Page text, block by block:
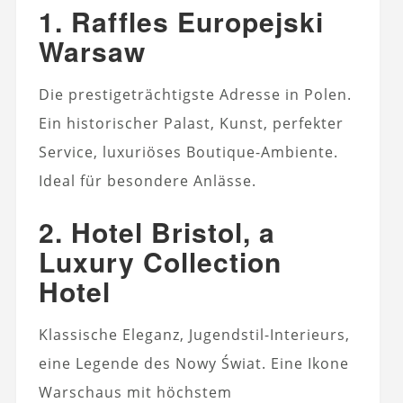
1. Raffles Europejski
Warsaw
Die prestigeträchtigste Adresse in Polen.
Ein historischer Palast, Kunst, perfekter
Service, luxuriöses Boutique-Ambiente.
Ideal für besondere Anlässe.
2. Hotel Bristol, a
Luxury Collection
Hotel
Klassische Eleganz, Jugendstil-Interieurs,
eine Legende des Nowy Świat. Eine Ikone
Warschaus mit höchstem